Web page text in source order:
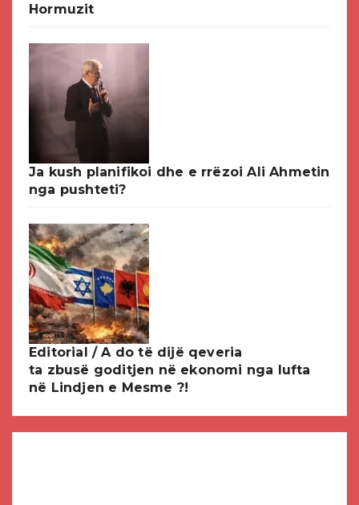
Hormuzit
Ja kush planifikoi dhe e rrëzoi Ali Ahmetin
nga pushteti?
Editorial / A do të dijë qeveria
ta zbusë goditjen në ekonomi nga lufta
në Lindjen e Mesme ?!